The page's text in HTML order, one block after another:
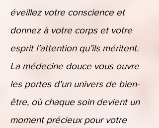
éveillez votre conscience et
donnez à votre corps et votre
esprit l’attention qu’ils méritent.
La médecine douce vous ouvre
les portes d’un univers de bien-
être, où chaque soin devient un
moment précieux pour votre